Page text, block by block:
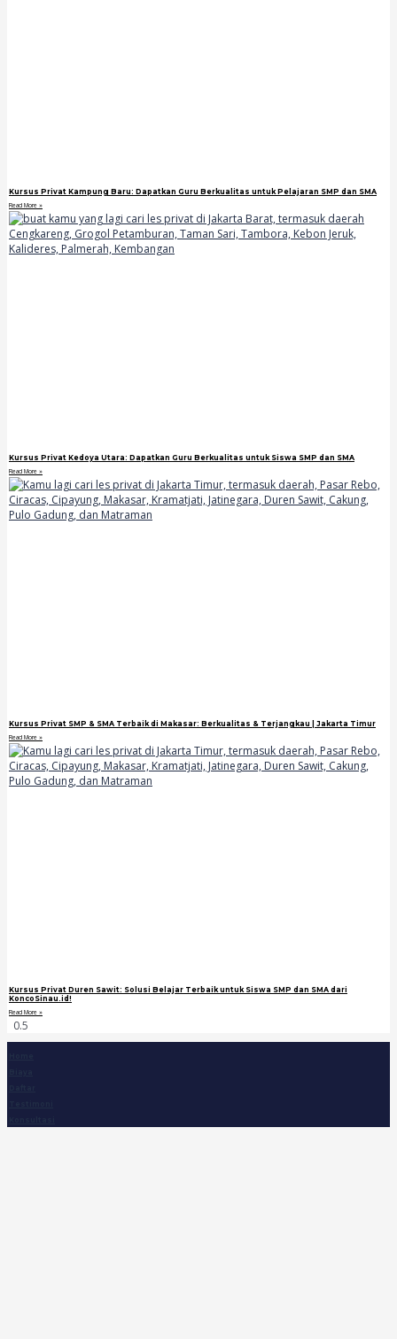
Kursus Privat Kampung Baru: Dapatkan Guru Berkualitas untuk Pelajaran SMP dan SMA
Read More »
Kursus Privat Kedoya Utara: Dapatkan Guru Berkualitas untuk Siswa SMP dan SMA
Read More »
Kursus Privat SMP & SMA Terbaik di Makasar: Berkualitas & Terjangkau | Jakarta Timur
Read More »
Kursus Privat Duren Sawit: Solusi Belajar Terbaik untuk Siswa SMP dan SMA dari
KoncoSinau.id!
Read More »